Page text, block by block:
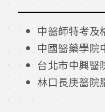
中醫師特考及
中國醫藥學院
台北市中興醫
林口長庚醫院